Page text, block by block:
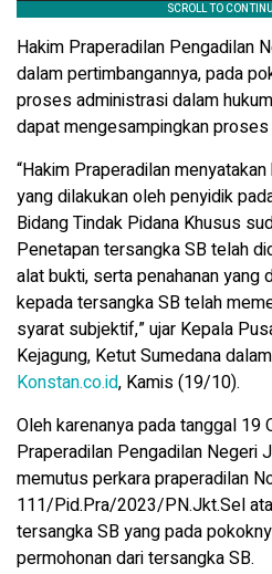
Hakim Praperadilan Pengadilan
dalam pertimbangannya, pada
proses administrasi dalam
dapat mengesampingkan proses
“Hakim Praperadilan
yang dilakukan oleh penyidik
Bidang Tindak Pidana Khusus
Penetapan tersangka SB telah
alat bukti, serta penahanan yang
kepada tersangka SB telah
syarat subjektif,” ujar Kepala
Kejagung, Ketut Sumedana
Konstan.co.id, Kamis (19/10).
Oleh karenanya pada tanggal 19
Praperadilan Pengadilan Negeri
memutus perkara praperadilan
111/Pid.Pra/2023/PN.Jkt.Sel
tersangka SB yang pada
permohonan dari tersangka SB.